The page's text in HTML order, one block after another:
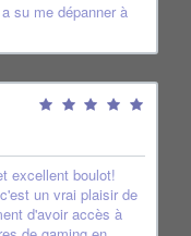
su me dépanner à
excellent boulot!
un vrai plaisir de
d'avoir accès à